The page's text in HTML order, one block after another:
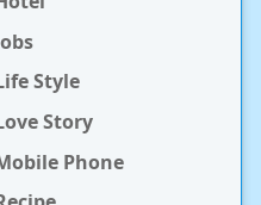
Style
Story
Phone